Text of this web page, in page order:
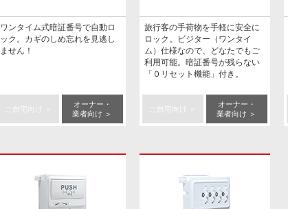
ワンタイム式暗証番号で自動ロ
ック。カギのしめ忘れを見逃し
ません！
ご自宅向け ＞
オーナー・
業者向け ＞
旅行客の手荷物を手軽に安全に
ロック。ビジター（ワンタイ
ム）仕様なので、どなたでもご
利用可能。暗証番号が残らない
「０リセット機能」付き。
ご自宅向け ＞
オーナー・
業者向け ＞